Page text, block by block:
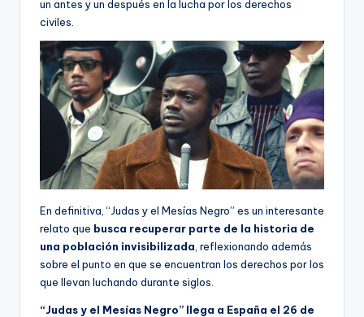
un antes y un después en la lucha por los derechos
civiles.
En definitiva, “Judas y el Mesías Negro” es un interesante
relato que busca recuperar parte de la historia de
una población invisibilizada , reflexionando además
sobre el punto en que se encuentran los derechos por los
que llevan luchando durante siglos.
“Judas y el Mesías Negro” llega a España el 26 de